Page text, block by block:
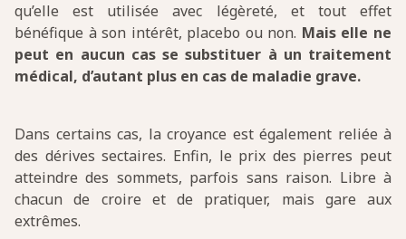
qu’elle est utilisée avec légèreté, et tout effet
bénéfique à son intérêt, placebo ou non. Mais elle ne
peut en aucun cas se substituer à un traitement
médical, d’autant plus en cas de maladie grave.
Dans certains cas, la croyance est également reliée à
des dérives sectaires. Enfin, le prix des pierres peut
atteindre des sommets, parfois sans raison. Libre à
chacun de croire et de pratiquer, mais gare aux
extrêmes.